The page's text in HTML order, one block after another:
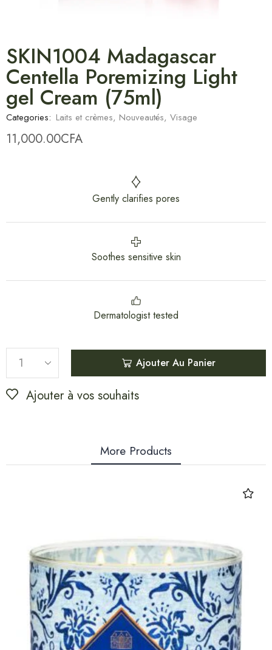
SKIN1004 Madagascar
Centella Poremizing Light
gel Cream (75ml)
Categories: Laits et crèmes, Nouveautés, Visage
11,000.00CFA
Gently clarifies pores
Soothes sensitive skin
Dermatologist tested
Ajouter Au Panier
Ajouter à vos souhaits
More Products